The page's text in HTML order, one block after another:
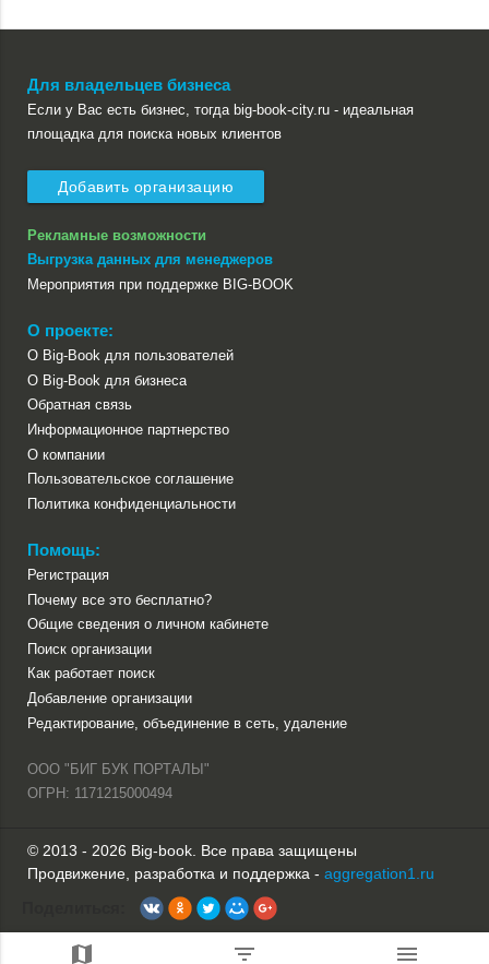
Для владельцев бизнеса
Если у Вас есть бизнес, тогда big-book-city.ru - идеальная
площадка для поиска новых клиентов
Добавить организацию
Рекламные возможности
Выгрузка данных для менеджеров
Мероприятия при поддержке BIG-BOOK
О проекте:
О Big-Book для пользователей
О Big-Book для бизнеса
Обратная связь
Информационное партнерство
О компании
Пользовательское соглашение
Политика конфиденциальности
Помощь:
Регистрация
Почему все это бесплатно?
Общие сведения о личном кабинете
Поиск организации
Как работает поиск
Добавление организации
Редактирование, объединение в сеть, удаление
ООО "БИГ БУК ПОРТАЛЫ"
ОГРН: 1171215000494
© 2013 - 2026 Big-book. Все права защищены
Продвижение, разработка и поддержка - aggregation1.ru